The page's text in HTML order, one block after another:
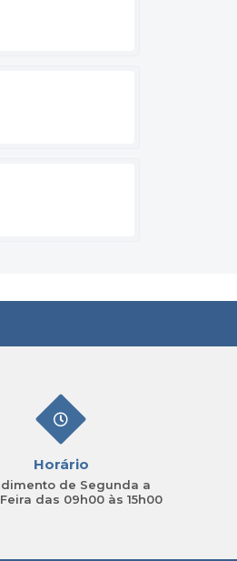
Horário
de Segunda a
das 09h00 às 15h00